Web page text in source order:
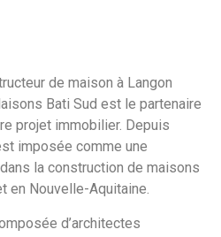
de maison à Langon
Bati Sud est le partenaire
projet immobilier. Depuis
imposée comme une
la construction de maisons
en Nouvelle-Aquitaine.
d’architectes